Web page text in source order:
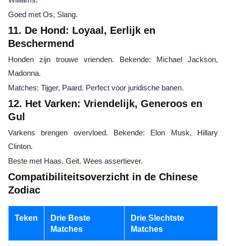
Goed met Os, Slang.
11. De Hond: Loyaal, Eerlijk en
Beschermend
Honden zijn trouwe vrienden. Bekende: Michael Jackson,
Madonna.
Matches: Tijger, Paard. Perfect voor juridische banen.
12. Het Varken: Vriendelijk, Generoos en
Gul
Varkens brengen overvloed. Bekende: Elon Musk, Hillary
Clinton.
Beste met Haas, Geit. Wees assertiever.
Compatibiliteitsoverzicht in de Chinese
Zodiac
Teken
Drie Beste
Matches
Drie Slechtste
Matches